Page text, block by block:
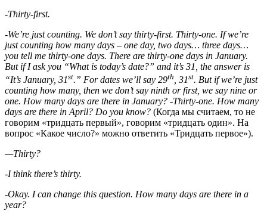
-Thirty-first.
-We’re just counting. We don’t say thirty-first. Thirty-one. If we’re
just counting how many days – one day, two days… three days…
you tell me thirty-one days. There are thirty-one days in January.
But if I ask you “What is today’s date?” and it’s 31, the answer is
“It’s January, 31st.” For dates we’ll say 29th , 31st. But if we’re just
counting how many, then we don’t say ninth or first, we say nine or
one. How many days are there in January? -Thirty-one. How many
days are there in April? Do you know? (Когда мы считаем, то не
говорим «тридцать первый», говорим «тридцать один». На
вопрос «Какое число?» можно ответить «Тридцать первое»).
—Thirty?
-I think there’s thirty.
-Okay. I can change this question. How many days are there in a
year?